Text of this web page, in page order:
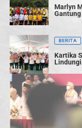
Marlyn
BERITA
Kartika